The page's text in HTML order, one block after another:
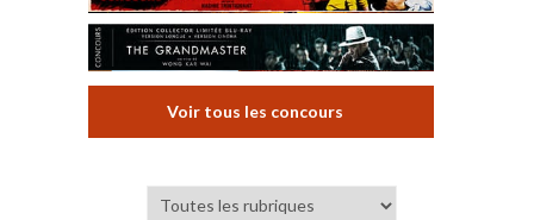
Voir tous les concours